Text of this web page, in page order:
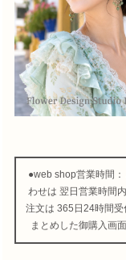
●web shop営業時間
わせは 翌日営業時間
注文は 365日24時間
まとめした御購入画